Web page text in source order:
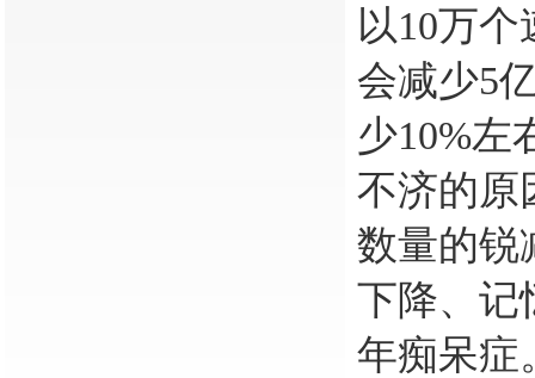
以10万个
会减少5
少10%左
不济的原
数量的锐
下降、记
年痴呆症